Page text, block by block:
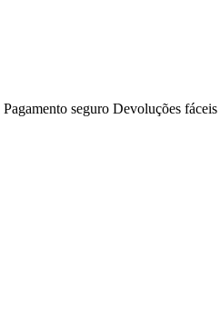
Pagamento seguro Devoluções fáceis